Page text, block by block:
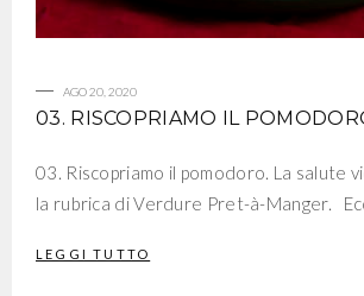
AGO 20, 2020
03. RISCOPRIAMO IL
03. Riscopriamo il pomodoro. La salute
la rubrica di Verdure Pret-à-Manger.
LEGGI TUTTO